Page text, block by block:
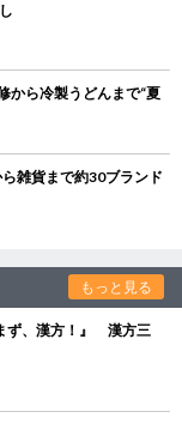
から冷製うどんまで“夏
雑貨まで約30ブランド
もっと見る
ず、漢方！』 漢方三